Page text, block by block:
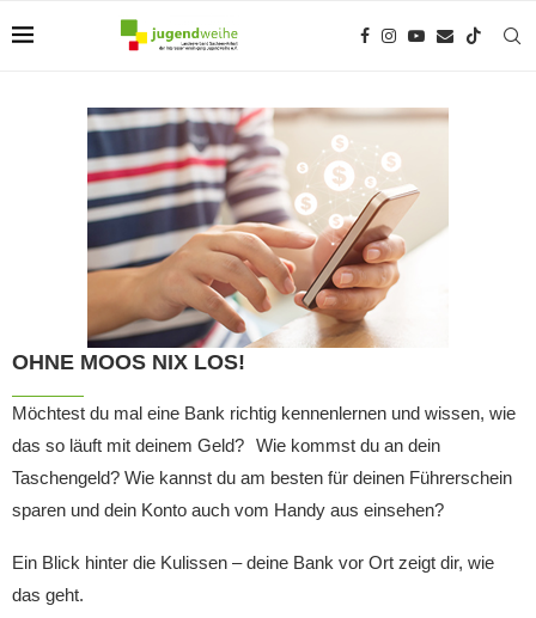
OHNE MOOS NIX LOS!
Möchtest du mal eine Bank richtig kennenlernen und wissen, wie
das so läuft mit deinem Geld? Wie kommst du an dein
Taschengeld? Wie kannst du am besten für deinen Führerschein
sparen und dein Konto auch vom Handy aus einsehen?
Ein Blick hinter die Kulissen – deine Bank vor Ort zeigt dir, wie
das geht.